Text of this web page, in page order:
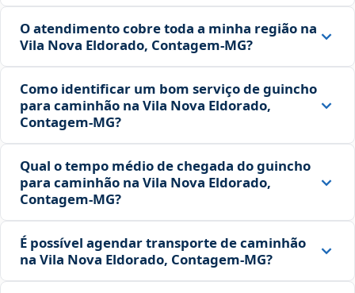
O atendimento cobre toda a minha região na
Vila Nova Eldorado, Contagem‑MG?
Como identificar um bom serviço de guincho
para caminhão na Vila Nova Eldorado,
Contagem‑MG?
Qual o tempo médio de chegada do guincho
para caminhão na Vila Nova Eldorado,
Contagem‑MG?
É possível agendar transporte de caminhão
na Vila Nova Eldorado, Contagem‑MG?